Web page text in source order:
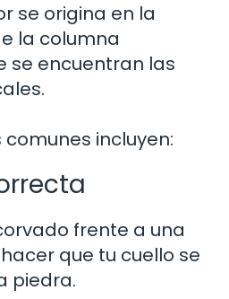
se origina en la
la columna
se encuentran las
incluyen:
frente a una
que tu cuello se
piedra.